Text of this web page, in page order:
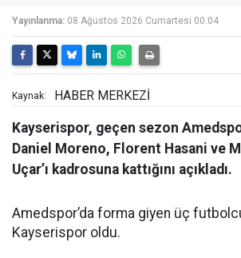
Yayınlanma: 08 Ağustos 2026 Cumartesi 00:04
Kaynak: HABER MERKEZİ
Kayserispor, geçen sezon
Daniel Moreno, Florent Hasani ve
Uçar’ı kadrosuna kattığını açıkladı.
Amedspor’da forma giyen üç
Kayserispor oldu.